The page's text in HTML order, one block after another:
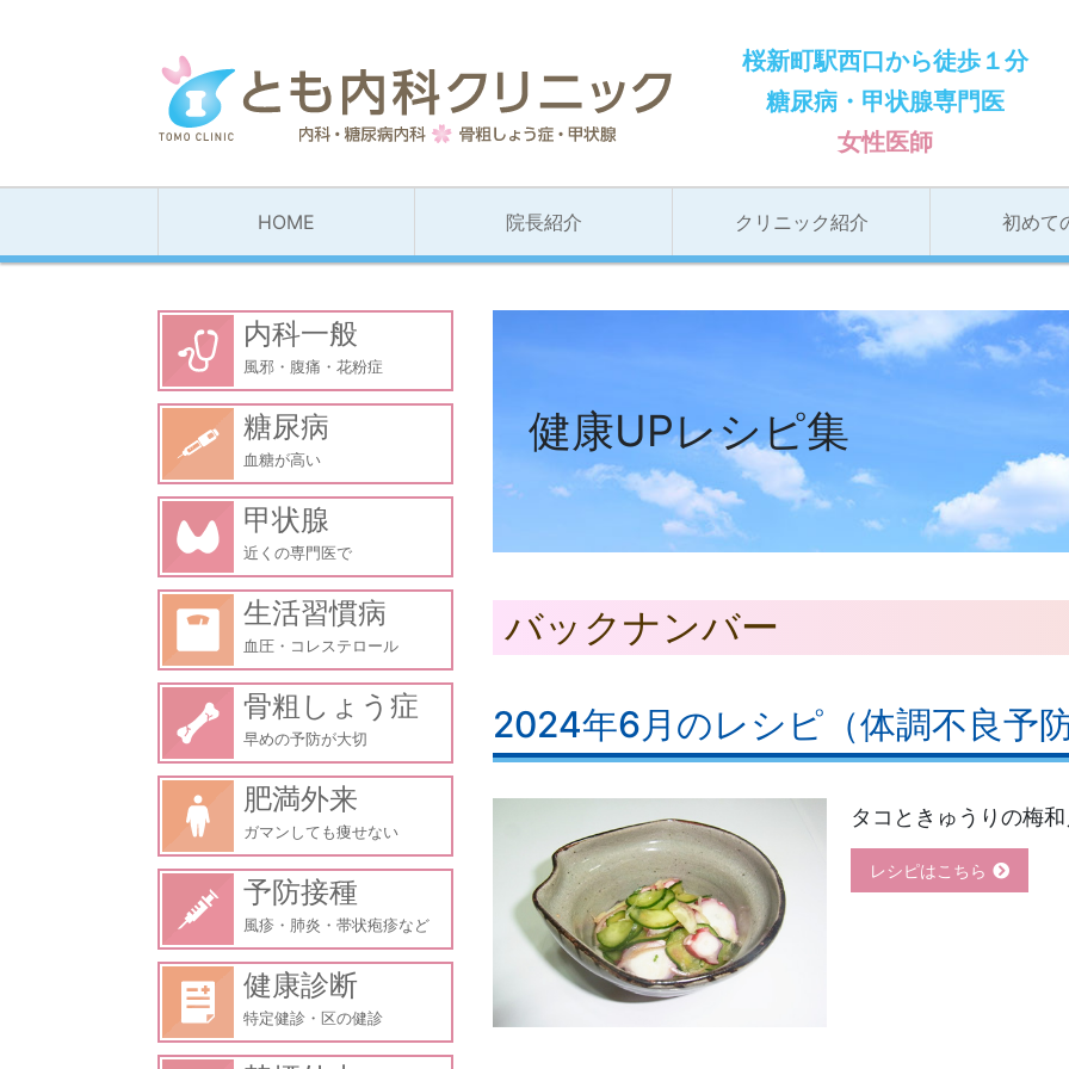
とも内科クリニック桜新町駅西口から徒歩１分
糖尿病・甲状腺専門医
女性医師
HOME 院長紹介 クリニック紹介 初めて
健康UPレシピ集
バックナンバー
2024年6月のレシピ（体調不良予
タコときゅうりの梅
レシピはこちら
内科一般
風邪・腹痛・花粉症
糖尿病
血糖が高い
甲状腺
近くの専門医で
生活習慣病
血圧・コレステロール
骨粗しょう症
早めの予防が大切
肥満外来
ガマンしても痩せない
予防接種
風疹・肺炎・帯状疱疹など
健康診断
特定健診・区の健診